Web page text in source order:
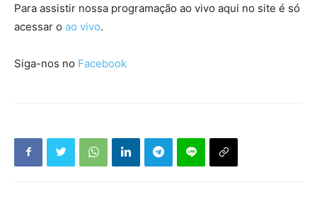
Para assistir nossa programação ao vivo aqui no site é só
acessar o ao vivo.
Siga-nos no Facebook